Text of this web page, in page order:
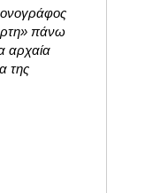
» πάνω
αρχαία
της